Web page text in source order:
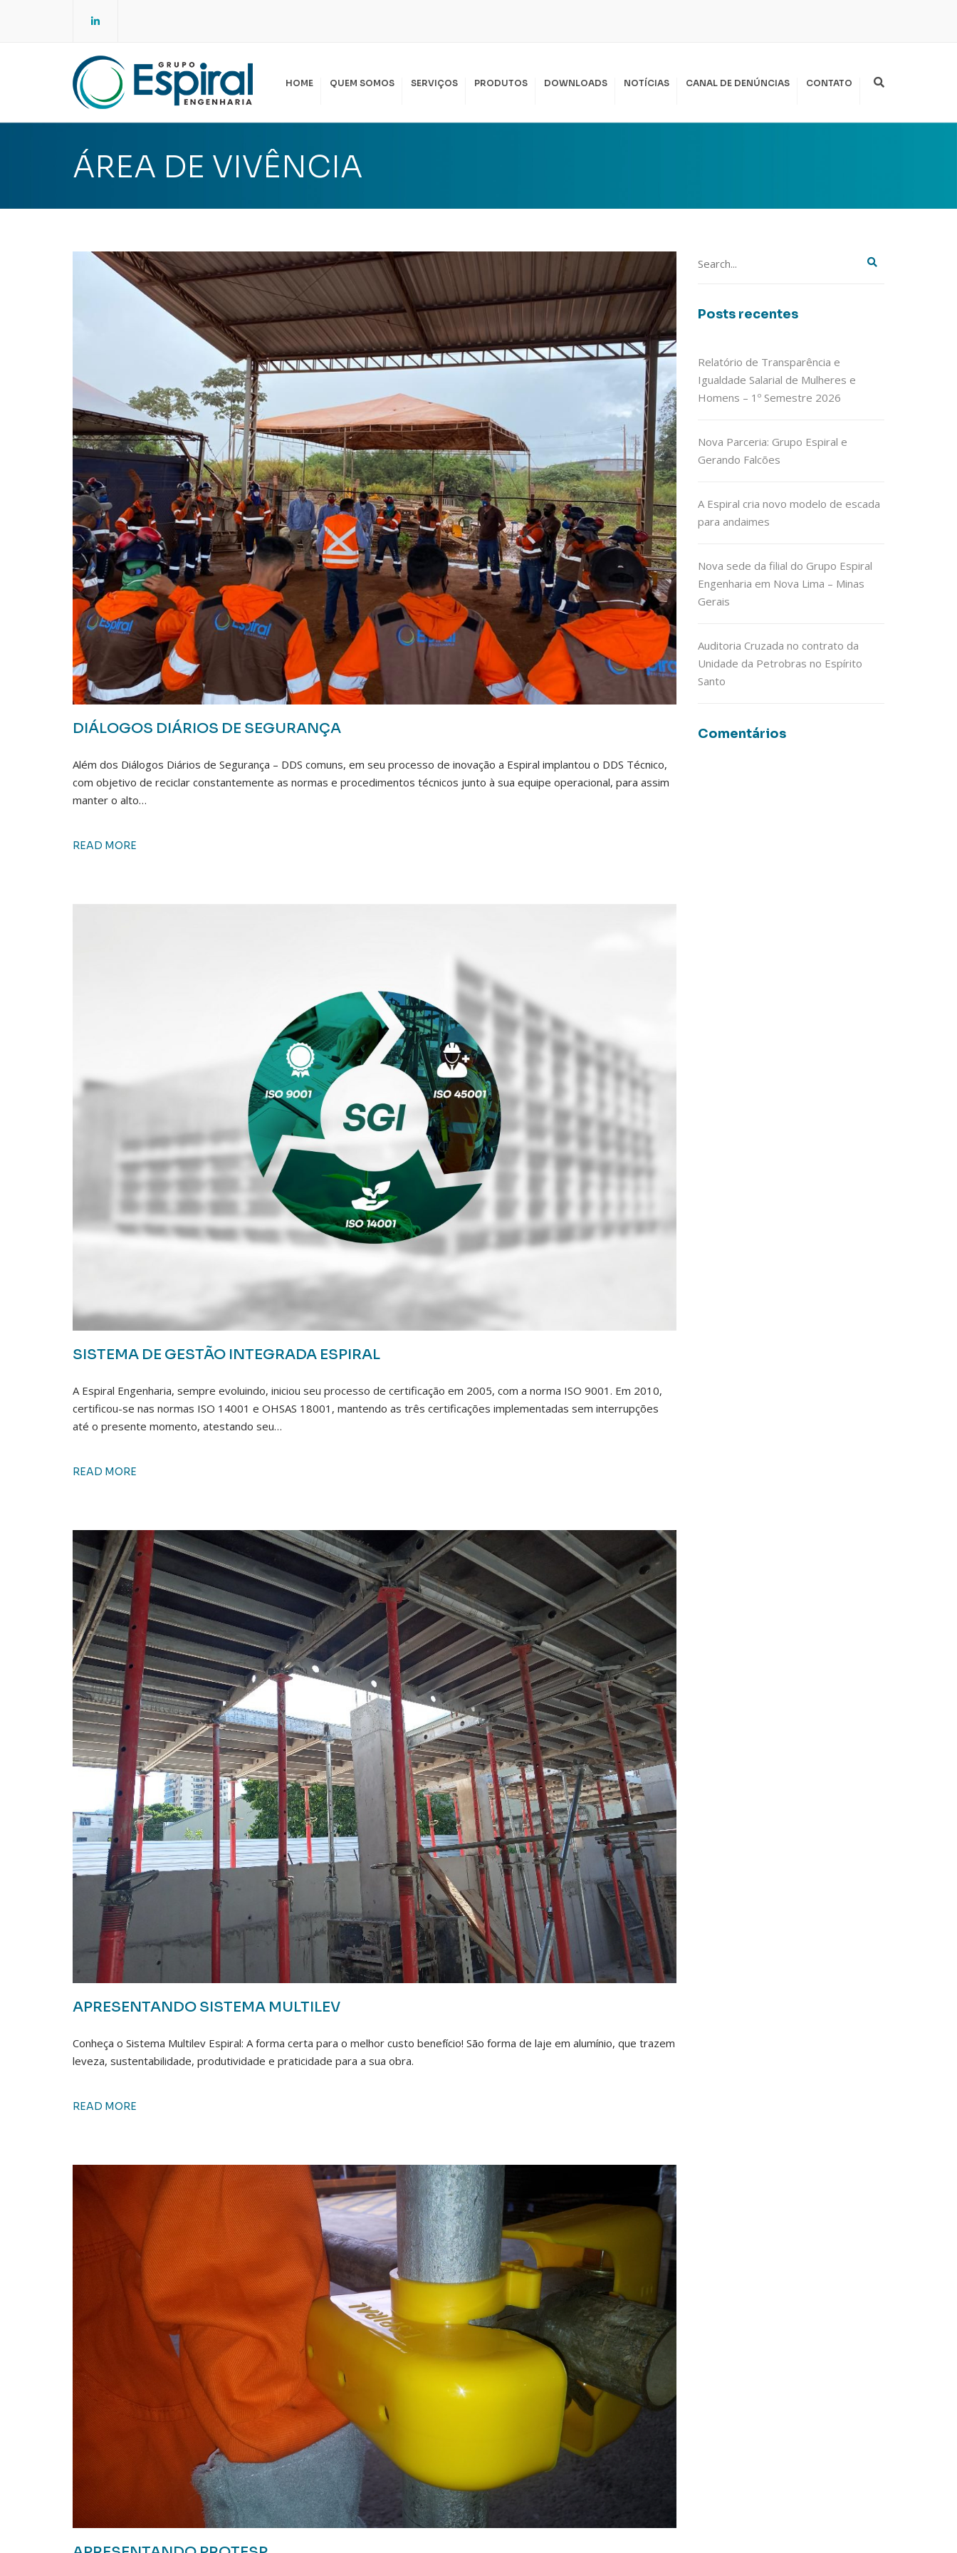
LinkedIn
HOME QUEM SOMOS
AKKO LOCAÇÃO
NOSSAS POLÍTICAS
SGI
SERVIÇOS PRODUTOS DOWNLOADS NOTÍCIAS CANAL DE DENÚNCIAS CONTATO
ÁREA DE VIVÊNCIA
DIÁLOGOS DIÁRIOS DE SEGURANÇA
Além dos Diálogos Diários de Segurança – DDS comuns, em seu processo de inovação a Espiral implantou o DDS Técnico,
com objetivo de reciclar constantemente as normas e procedimentos técnicos junto à sua equipe operacional, para assim
manter o alto…
READ MORE
SISTEMA DE GESTÃO INTEGRADA ESPIRAL
A Espiral Engenharia, sempre evoluindo, iniciou seu processo de certificação em 2005, com a norma ISO 9001. Em 2010,
certificou-se nas normas ISO 14001 e OHSAS 18001, mantendo as três certificações implementadas sem interrupções
até o presente momento, atestando seu…
READ MORE
APRESENTANDO SISTEMA MULTILEV
Conheça o Sistema Multilev Espiral: A forma certa para o melhor custo benefício! São forma de laje em alumínio, que trazem
leveza, sustentabilidade, produtividade e praticidade para a sua obra.
READ MORE
Posts recentes
Relatório de Transparência e
Igualdade Salarial de Mulheres e
Homens – 1º Semestre 2026
Nova Parceria: Grupo Espiral e
Gerando Falcões
A Espiral cria novo modelo de escada
para andaimes
Nova sede da filial do Grupo Espiral
Engenharia em Nova Lima – Minas
Gerais
Auditoria Cruzada no contrato da
Unidade da Petrobras no Espírito
Santo
Comentários